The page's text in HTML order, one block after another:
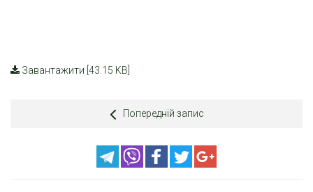
Завантажити [43.15 KB]
Попередній запис